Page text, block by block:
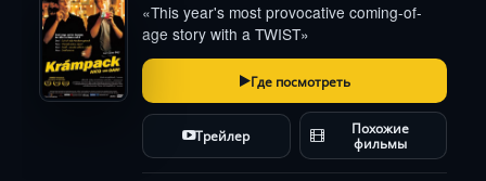
«This year's most provocative coming-of-
age story with a TWIST»
Где посмотреть
Трейлер Похожие
фильмы